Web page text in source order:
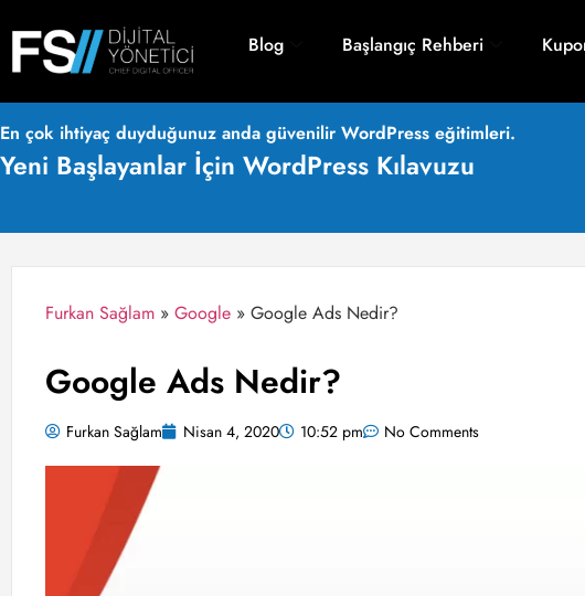
Blog Başlangıç Rehberi
En çok ihtiyaç duyduğunuz anda güvenilir WordPress eğitimleri.
Yeni Başlayanlar İçin WordPress Kılavuzu
Furkan Sağlam » Google » Google Ads Nedir?
Google Ads Nedir?
Furkan Sağlam Nisan 4, 2020 10:52 pm No Comments